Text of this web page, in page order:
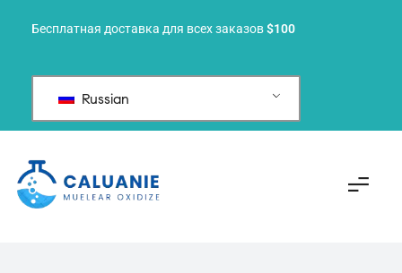
Бесплатная доставка для всех заказов$100
Russian